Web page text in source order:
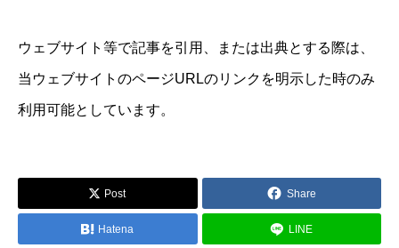
ウェブサイト等で記事を引用、または出典とする際は、
当ウェブサイトのページURLのリンクを明示した時のみ
利用可能としています。
Post Share
Hatena LINE